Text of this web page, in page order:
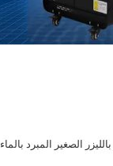
الصغير المبرد بالماء